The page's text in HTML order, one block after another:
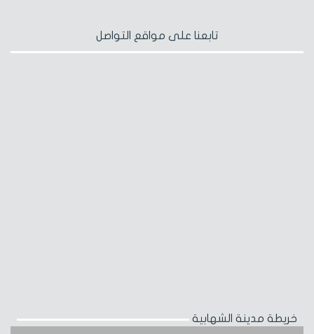
تابعنا على مواقع التواصل
خريطة مدينة الشهابية